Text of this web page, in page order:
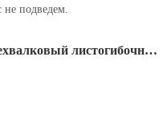
не подведем.
листогибочный